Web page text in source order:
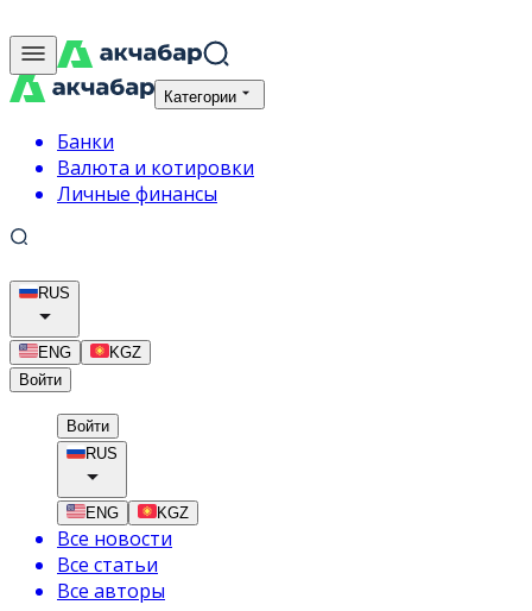
Категории
Банки
Валюта и котировки
Личные финансы
RUS
ENG
KGZ
Войти
Войти
RUS
ENG KGZ
Все новости
Все статьи
Все авторы